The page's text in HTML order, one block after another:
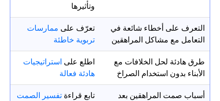
وتأثيرها
التعرف على أخطاء شائعة في
التعامل مع مشاكل المراهقين
تعرّف على ممارسات
تربوية خاطئة
طرق هادئة لحل الخلافات مع
الأبناء بدون استخدام الصراخ
اطلع على استراتيجيات
هادئة فعالة
أسباب صمت المراهقين بعد
تابع قراءة تفسير الصمت